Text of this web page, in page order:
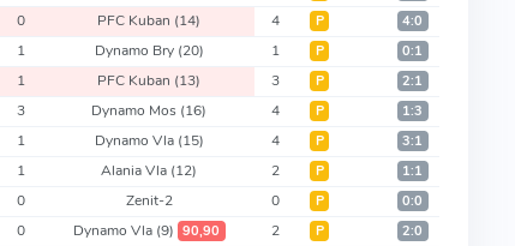
0 PFC Kuban (14) 4 Р 4:0
1 Dynamo Bry (20) 1 Р 0:1
1 PFC Kuban (13) 3 Р 2:1
3 Dynamo Mos (16) 4 Р 1:3
1 Dynamo Vla (15) 4 Р 3:1
1 Alania Vla (12) 2 Р 1:1
0 Zenit-2 0 Р 0:0
0 Dynamo Vla (9) 90,90 2 Р 2:0